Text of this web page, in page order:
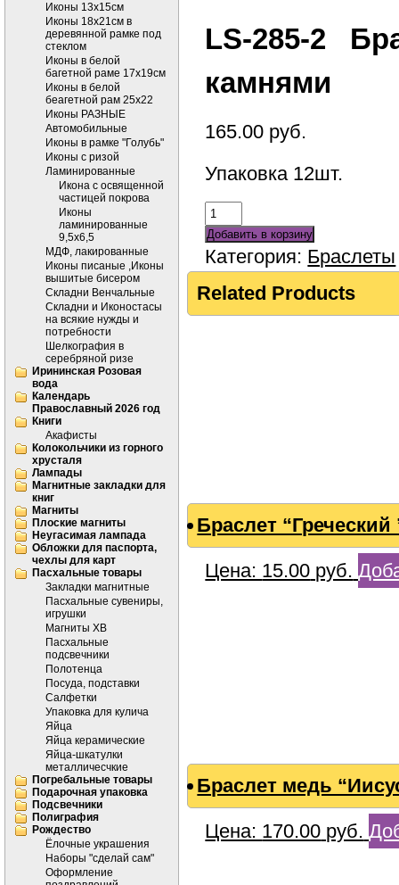
Иконы 13х15см
Иконы 18х21см в
деревянной рамке под
стеклом
Иконы в белой
багетной раме 17х19см
Иконы в белой
беагетной рам 25х22
Иконы РАЗНЫЕ
Автомобильные
Иконы в рамке "Голубь"
Иконы с ризой
Ламинированные
Икона с освященной
частицей покрова
Иконы
ламинированные
9,5х6,5
МДФ, лакированные
Иконы писаные ,Иконы
вышитые бисером
Складни Венчальные
Складни и Иконостасы
на всякие нужды и
потребности
Шелкография в
серебряной ризе
Ирининская Розовая
вода
Календарь
Православный 2026 год
Книги
Акафисты
Колокольчики из горного
хрусталя
Лампады
Магнитные закладки для
книг
Магниты
Плоские магниты
Неугасимая лампада
Обложки для паспорта,
чехлы для карт
Пасхальные товары
Закладки магнитные
Пасхальные сувениры,
игрушки
Магниты ХВ
Пасхальные
подсвечники
Полотенца
Посуда, подставки
Салфетки
Упаковка для кулича
Яйца
Яйца керамические
Яйца-шкатулки
металличесчкие
Погребальные товары
Подарочная упаковка
Подсвечники
Полиграфия
Рождество
Ёлочные украшения
Наборы "сделай сам"
Оформление
LS-285-2
камнями
165.00 руб.
Упаковка 12шт.
Добавить в корзину
Категория: Браслеты
Related Products
Браслет “Греческий
Цена: 15.00 руб.
Браслет медь
Цена: 170.00 руб.